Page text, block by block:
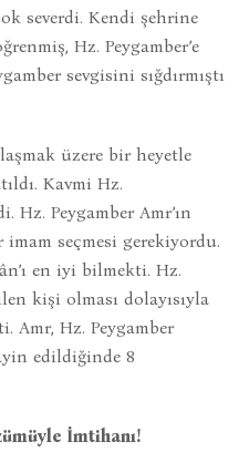
severdi. Kendi şehrine
Hz. Peygamber’e
sevgisini sığdırmıştı
üzere bir heyetle
Kavmi Hz.
Hz. Peygamber Amr’ın
seçmesi gerekiyordu.
en iyi bilmekti. Hz.
kişi olması dolayısıyla
Amr, Hz. Peygamber
edildiğinde 8
İmtihanı!